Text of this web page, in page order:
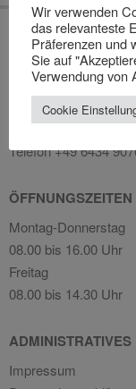
ADRESSE
Carto
Max-Planck-Straße
65520 Bad Camberg
Telefon +49 6434
ÖFFNUNGSZEITEN
Montag-Donnerstag
08.00 bis 16.00 Uhr
Freitag
08.00 bis 14.30 Uhr
ADMINISTRATIVES
Impressum
Wir verwenden
das relevanteste
Präferenzen und
Sie auf
Verwendung von
Cookie